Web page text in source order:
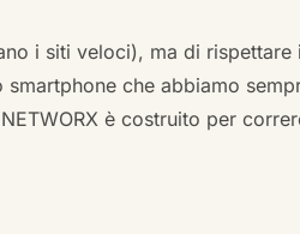
i siti veloci), ma di
che abbiamo
è costruito per